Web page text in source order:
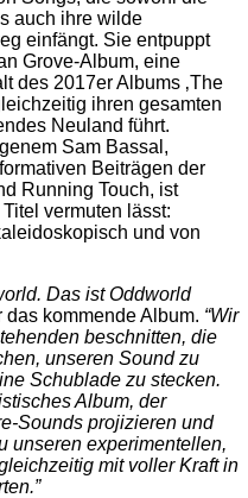
auch ihre wilde
einfängt. Sie entpuppt
Grove-Album, eine
des 2017er Albums ‚The
ihren gesamten
Neuland führt.
Sam Bassal,
Beiträgen der
Running Touch, ist
vermuten lässt:
und von
Das ist Oddworld
das kommende Album. “Wir
beschnitten, die
unseren Sound zu
Schublade zu stecken.
Album, der
Sounds projizieren und
unseren experimentellen,
mit voller Kraft in